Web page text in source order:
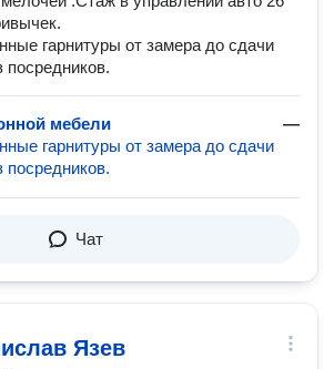
гарнитуры от замера до сдачи
посредников.
мебели
—
гарнитуры от замера до сдачи
посредников.
Чат
Язев